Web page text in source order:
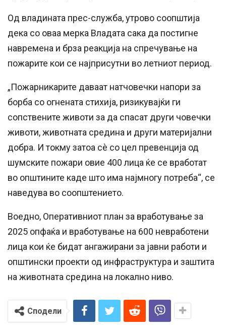
Од владината прес-служба, утрово соопштија
дека со оваа мерка Владата сака да постигне
навремена и брза реакција на спречување на
пожарите кои се најприсутни во летниот период.
„Пожарникарите даваат натчовечки напори за
борба со огнената стихија, ризикувајќи ги
сопствените животи за да спасат други човечки
животи, животната средина и други материјални
добра. И токму затоа сè со цел превенција од
шумските пожари овие 400 лица ќе се вработат
во општините каде што има најмногу потреба“, се
наведува во соопштението.
Воедно, Оперативниот план за вработување за
2025 опфаќа и вработување на 600 невработени
лица кои ќе бидат ангажирани за јавни работи и
општински проекти од инфраструктура и заштита
на животната средина на локално ниво.
Сподели